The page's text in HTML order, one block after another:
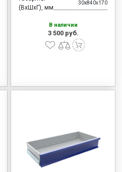
(ВхШхГ), мм
30x840x170
В наличии
3 500 руб.